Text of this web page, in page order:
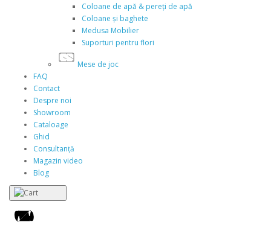
Coloane de apă & pereți de apă
Coloane și baghete
Medusa Mobilier
Suporturi pentru flori
Mese de joc
FAQ
Contact
Despre noi
Showroom
Cataloage
Ghid
Consultanță
Magazin video
Blog